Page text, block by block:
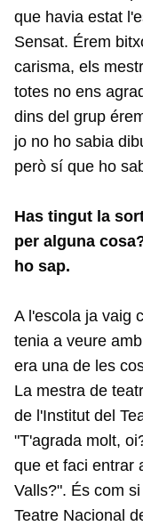
que havia estat
Sensat. Érem
carisma, els
totes no ens
dins del grup
jo no ho sabia
però sí que ho
Has tingut la
per alguna
ho sap.
A l'escola ja vaig
tenia a veure
era una de les
La mestra de
de l'Institut del
"T'agrada molt,
que et faci entrar
Valls?". És com
Teatre Nacional